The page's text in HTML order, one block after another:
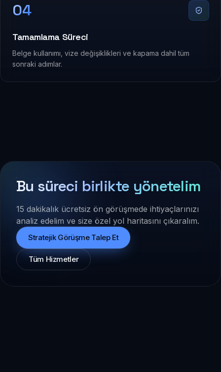
04
Tamamlama Süreci
Belge kullanımı, vize değişiklikleri ve kapama dahil tüm
sonraki adımlar.
Bu süreci birlikte yönetelim
15 dakikalık ücretsiz ön görüşmede ihtiyaçlarınızı
analiz edelim ve size özel yol haritasını çıkaralım.
Stratejik Görüşme Talep Et
Tüm Hizmetler